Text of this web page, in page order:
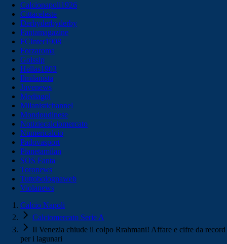
Calcionapoli1926
Cittaceleste
Derbyderbyderby
Fantamagazine
FCInter1908
Forzaroma
Golssip
Hellas1903
Ilmilanista
Juvenews
Mediagol
Milanistichannel
Mondoudinese
Notiziecalciomercato
Numericalcio
Padovasport
Pianetamilan
SOS Fanta
Toronews
Tuttobolognaweb
Violanews
Calcio Napoli
Calciomercato Serie A
Il Venezia chiude il colpo Rrahmani! Affare e cifre da record
per i lagunari